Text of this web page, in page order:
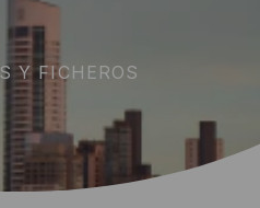
Y FICHEROS